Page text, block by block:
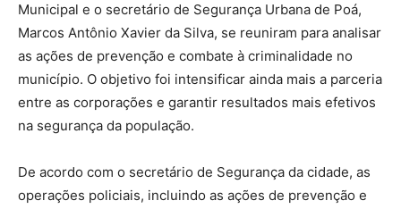
Municipal e o secretário de Segurança Urbana de Poá,
Marcos Antônio Xavier da Silva, se reuniram para analisar
as ações de prevenção e combate à criminalidade no
município. O objetivo foi intensificar ainda mais a parceria
entre as corporações e garantir resultados mais efetivos
na segurança da população.
De acordo com o secretário de Segurança da cidade, as
operações policiais, incluindo as ações de prevenção e